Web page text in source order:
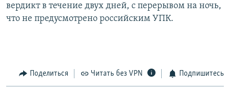
вердикт в течение двух дней, с перерывом на ночь,
что не предусмотрено российским УПК.
Поделиться Читать без VPN Подпишитесь